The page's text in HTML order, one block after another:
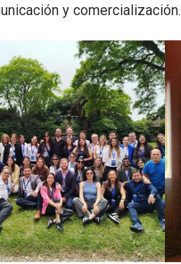
y comercialización.